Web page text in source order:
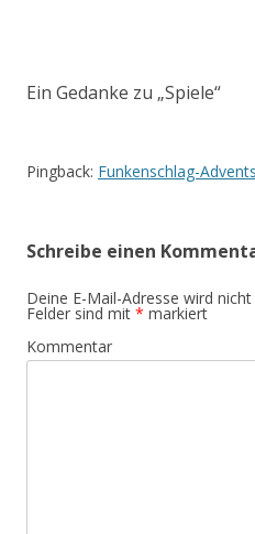
Ein Gedanke zu „Spiele“
Pingback: Funkenschlag-
Schreibe einen
Deine E-Mail-Adresse wird
Felder sind mit * markiert
Kommentar